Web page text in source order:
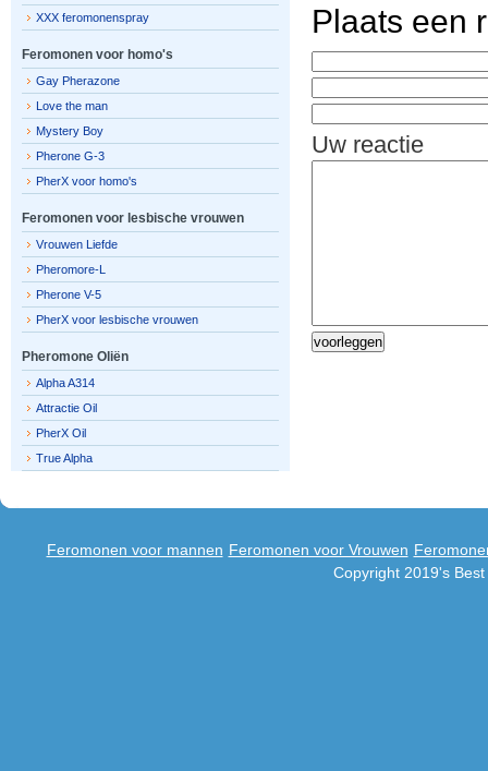
Plaats een
Uw reactie
XXX feromonenspray
Feromonen voor homo's
Gay Pherazone
Love the man
Mystery Boy
Pherone G-3
PherX voor homo's
Feromonen voor lesbische vrouwen
Vrouwen Liefde
Pheromore-L
Pherone V-5
PherX voor lesbische vrouwen
Pheromone Oliën
Alpha A314
Attractie Oil
PherX Oil
True Alpha
Feromonen voor mannen Feromonen voor Vrouwen
Copyright 2019's